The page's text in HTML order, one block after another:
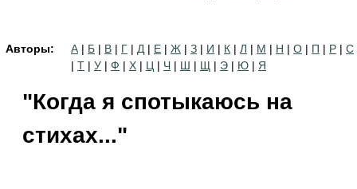
Авторы: А | Б | В | Г | Д | Е | Ж | З | И | К | Л | М | Н | О | П | Р | С
| Т | У | Ф | Х | Ц | Ч | Ш | Щ | Э | Ю | Я
"Когда я спотыкаюсь на
стихах..."